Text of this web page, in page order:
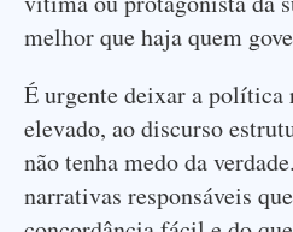
melhor que haja quem
É urgente deixar a política
elevado, ao discurso
não tenha medo da
narrativas responsáveis